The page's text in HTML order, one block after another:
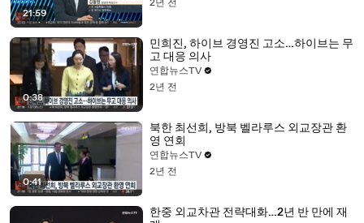
21:59
2년 전
0:38
민희진, 하이브 경영진 고소…하이브는 무
고 대응 의사
연합뉴스TV
2년 전
0:41
북한 최선희, 방북 벨라루스 외교장관 환
영 연회
연합뉴스TV
2년 전
한중 외교차관 전략대화…2년 반 만에 재